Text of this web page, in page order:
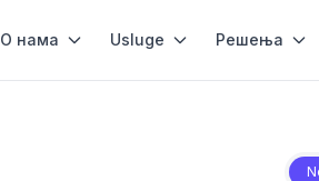
О нама Usluge Решења